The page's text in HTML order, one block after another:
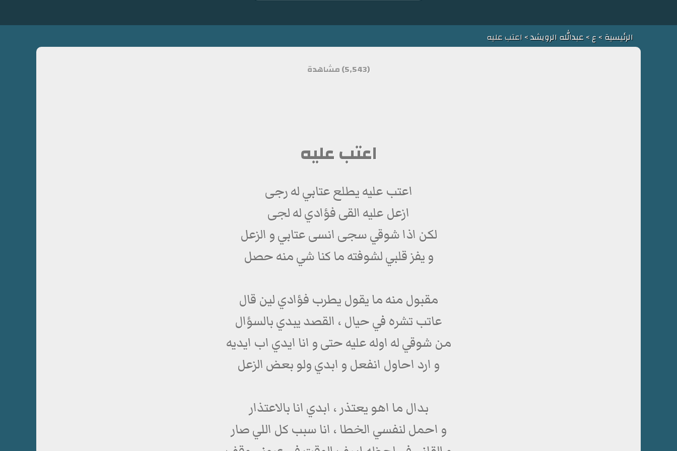
الرئيسية>ع>عبدالله الرويشد> اعتب عليه
(5,543) مشاهدة
اعتب عليه
اعتب عليه يطلع عتابي له رجى
ازعل عليه القى فؤادي له لجى
لكن اذا شوقي سجى انسى عتابي و الزعل
و يفز قلبي لشوفته ما كنا شي منه حصل
مقبول منه ما يقول يطرب فؤادي لين قال
عاتب تشره في حيال ، القصد يبدي بالسؤال
من شوقي له اوله عليه حتى و انا ايدي اب ايديه
و ارد احاول انفعل و ابدي ولو بعض الزعل
بدال ما اهو يعتذر ، ابدي انا بالاعتذار
و احمل لنفسي الخطا ، انا سبب كل اللي صار